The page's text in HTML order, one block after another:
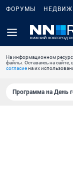
ФОРУМЫ
На информационном
файлы. Оставаясь на
согласиена их
Программа на День